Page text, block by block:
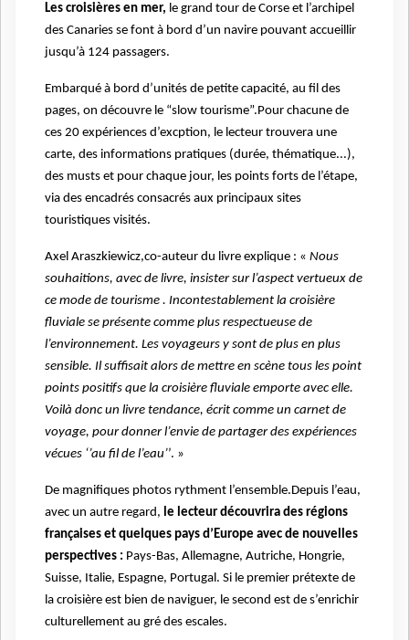
Les croisières en mer, le grand tour de Corse et l’archipel
des Canaries se font à bord d’un navire pouvant accueillir
jusqu’à 124 passagers.
Embarqué à bord d’unités de petite capacité, au fil des
pages, on découvre le “slow tourisme”.Pour chacune de
ces 20 expériences d’excption, le lecteur trouvera une
carte, des informations pratiques (durée, thématique...),
des musts et pour chaque jour, les points forts de l’étape,
via des encadrés consacrés aux principaux sites
touristiques visités.
Axel Araszkiewicz,co-auteur du livre explique : « Nous
souhaitions, avec de livre, insister sur l’aspect vertueux de
ce mode de tourisme . Incontestablement la croisière
fluviale se présente comme plus respectueuse de
l’environnement. Les voyageurs y sont de plus en plus
sensible. Il suffisait alors de mettre en scène tous les point
points positifs que la croisière fluviale emporte avec elle.
Voilà donc un livre tendance, écrit comme un carnet de
voyage, pour donner l’envie de partager des expériences
vécues ‘’au fil de l’eau’’. »
De magnifiques photos rythment l’ensemble.Depuis l’eau,
avec un autre regard, le lecteur découvrira des régions
françaises et quelques pays d’Europe avec de nouvelles
perspectives : Pays-Bas, Allemagne, Autriche, Hongrie,
Suisse, Italie, Espagne, Portugal. Si le premier prétexte de
la croisière est bien de naviguer, le second est de s’enrichir
culturellement au gré des escales.